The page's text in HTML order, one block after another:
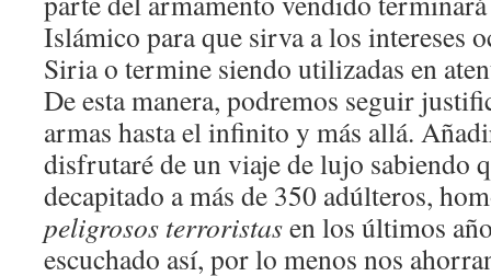
Islámico para que sirva a los intereses
Siria o termine siendo utilizadas en
De esta manera, podremos seguir
armas hasta el infinito y más allá.
disfrutaré de un viaje de lujo sabiendo
decapitado a más de 350 adúlteros,
peligrosos terroristasen los últimos
escuchado así, por lo menos nos